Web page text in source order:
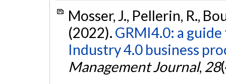
Mosser, J., Pellerin, R.,
(2022). GRMI4.0: a
Industry 4.0 business
Management Journal, 28